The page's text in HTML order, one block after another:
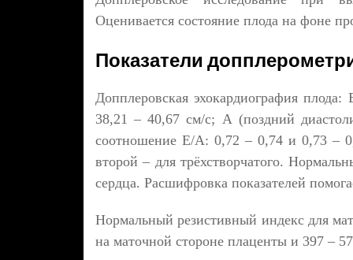
Оценивается состояние плода на фоне
Показатели
Допплеровская эхокардиография
38,21 – 40,67 см/с; А (поздний
соотношение Е/А: 0,72 – 0,74 и 0,73 –
второй – для трёхстворчатого.
сердца. Расшифровка показателей
Нормальный резистивный индекс для
на маточной стороне плаценты и 397 –